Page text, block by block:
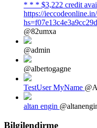
* * * $3,222 credit
https://
@82umxa
@admin
@albertogagne
TestUser MyName
altan engin
Bilgilendirme